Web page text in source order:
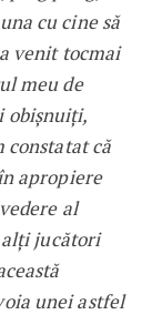
cu cine să
venit tocmai
meu de
obișnuiți,
constatat că
apropiere
al
jucători
unei astfel